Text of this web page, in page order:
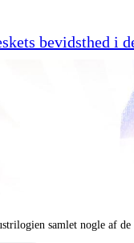
bevidsthed i
samlet nogle af